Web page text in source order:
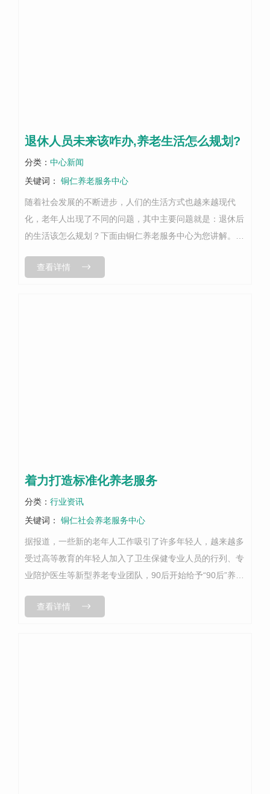
退休人员未来该咋办,养老生活怎么规划?
分类： 中心新闻
关键词：
铜仁养老服务中心
随着社会发展的不断进步，人们的生活方式也越来越现代
化，老年人出现了不同的问题，其中主要问题就是：退休后
的生活该怎么规划？下面由铜仁养老服务中心为您讲解。退
会的重要部分，因此他们的需求应该得...
查看详情
着力打造标准化养老服务
分类： 行业资讯
关键词：
铜仁社会养老服务中心
据报道，一些新的老年人工作吸引了许多年轻人，越来越多
受过高等教育的年轻人加入了卫生保健专业人员的行列、专
业陪护医生等新型养老专业团队，90后开始给予“90后”养
出了更高的要求。健康照护师、...
查看详情